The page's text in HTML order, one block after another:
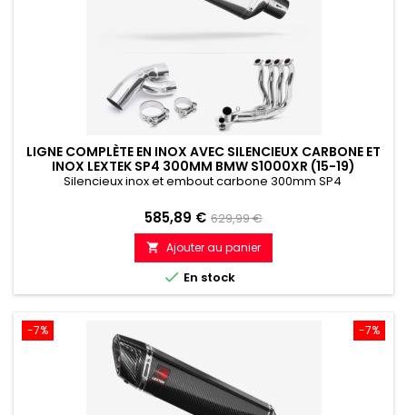
LIGNE COMPLÈTE EN INOX AVEC SILENCIEUX CARBONE ET
INOX LEXTEK SP4 300MM BMW S1000XR (15-19)
Silencieux inox et embout carbone 300mm SP4
Prix
585,89 € Prix
de
référence
629,99 €
 Ajouter au panier
 En stock
-7%
-7%